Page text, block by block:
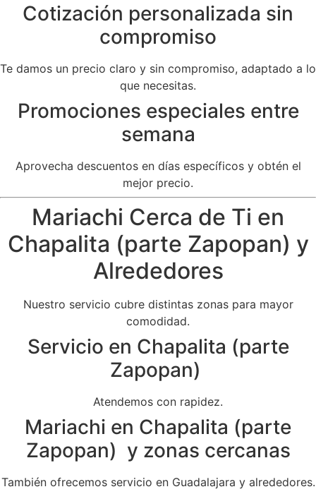
Cotización personalizada sin
compromiso
Te damos un precio claro y sin compromiso, adaptado a lo
que necesitas.
Promociones especiales entre
semana
Aprovecha descuentos en días específicos y obtén el
mejor precio.
Mariachi Cerca de Ti en
Chapalita (parte Zapopan) y
Alrededores
Nuestro servicio cubre distintas zonas para mayor
comodidad.
Servicio en Chapalita (parte
Zapopan)
Atendemos con rapidez.
Mariachi en Chapalita (parte
Zapopan) y zonas cercanas
También ofrecemos servicio en Guadalajara y alrededores.